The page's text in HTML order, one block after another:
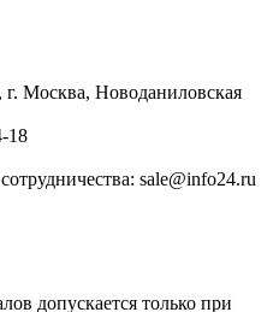
г. Москва, Новоданиловская
18
sale@info24.ru
допускается только при